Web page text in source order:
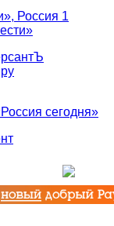
Россия 1
сегодня»